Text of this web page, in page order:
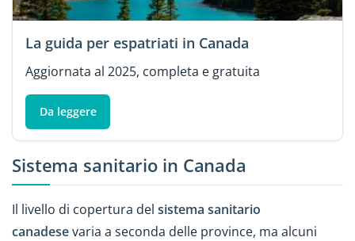
La guida per espatriati in Canada
Aggiornata al 2025, completa e gratuita
Da leggere
Sistema sanitario in Canada
Il livello di copertura del sistema sanitario
canadesevaria a seconda delle province, ma alcuni